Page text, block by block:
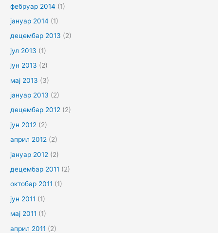
фебруар 2014 (1)
јануар 2014 (1)
децембар 2013 (2)
јул 2013 (1)
јун 2013 (2)
мај 2013 (3)
јануар 2013 (2)
децембар 2012 (2)
јун 2012 (2)
април 2012 (2)
јануар 2012 (2)
децембар 2011 (2)
октобар 2011 (1)
јун 2011 (1)
мај 2011 (1)
април 2011 (2)